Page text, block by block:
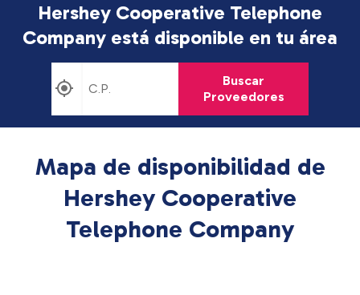
Hershey Cooperative Telephone
Company está disponible en tu área
Buscar
Proveedores
Mapa de disponibilidad de
Hershey Cooperative
Telephone Company